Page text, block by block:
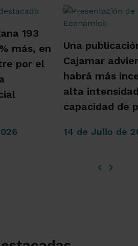
193
más, en
por el
Una
Cajamar
habrá más
alta
capacidad de
14 de Julio de